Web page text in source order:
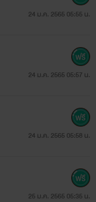
24 ม.ค. 2565 05:55 น.
24 ม.ค. 2565 05:57 น.
24 ม.ค. 2565 05:58 น.
25 ม.ค. 2565 05:35 น.